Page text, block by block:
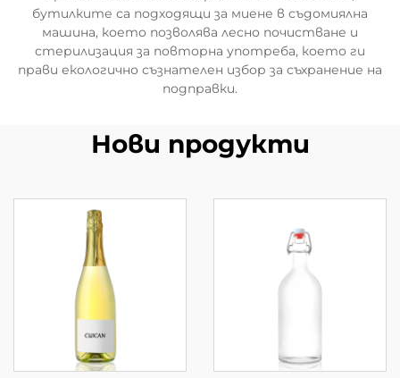
бутилките са подходящи за миене в съдомиялна
машина, което позволява лесно почистване и
стерилизация за повторна употреба, което ги
прави екологично съзнателен избор за съхранение на
подправки.
Нови продукти